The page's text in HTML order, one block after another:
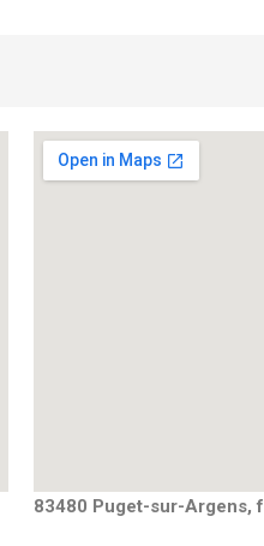
83480 Puget-sur-Argens,